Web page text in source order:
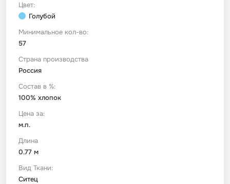
Цвет:
Голубой
Минимальное кол-во:
57
Страна производства
Россия
Состав в %:
100% хлопок
Цена за:
м.п.
Длина
0.77 м
Вид Ткани:
Ситец
Спанбонд
Флис
Штапель
Этнический